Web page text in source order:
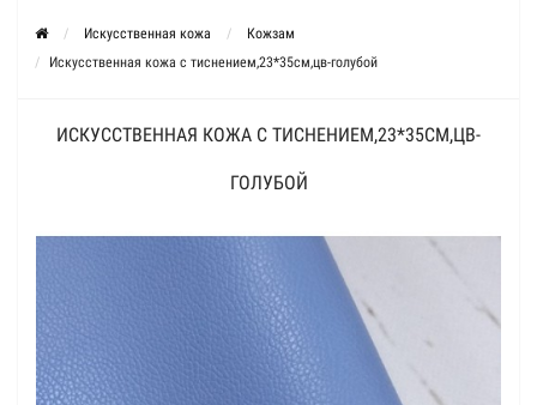
Искусственная кожа
Кожзам
Искусственная кожа с тиснением,23*35см,цв-голубой
ИСКУССТВЕННАЯ КОЖА С ТИСНЕНИЕМ,23*35СМ,ЦВ-
ГОЛУБОЙ